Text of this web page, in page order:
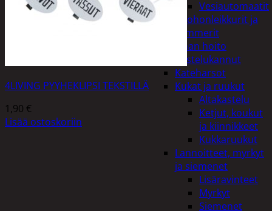
Vesiautomaatit
Ruohonleikkurit ja
trimmerit
Puutarhan hoito
Kastelukannut
Kateharsot
Kukat ja ruukut
Altakastelu
Ketjut, koukut
ja kiinnikkeet
Kukkaruukut
Lannoitteet, myrkyt
ja siemenet
Lisäravinteet
Myrkyt
Siemenet
4LIVING PYYHEKLIPSI TEKSTILLÄ
1,90 €
Lisää ostoskoriin